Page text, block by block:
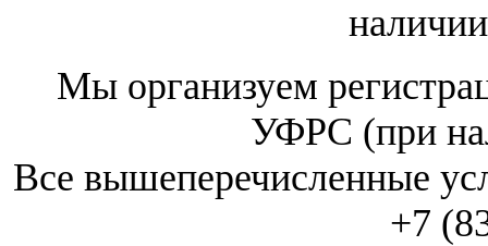
Мы организуем
УФРС (при
Все вышеперечисленные
+7